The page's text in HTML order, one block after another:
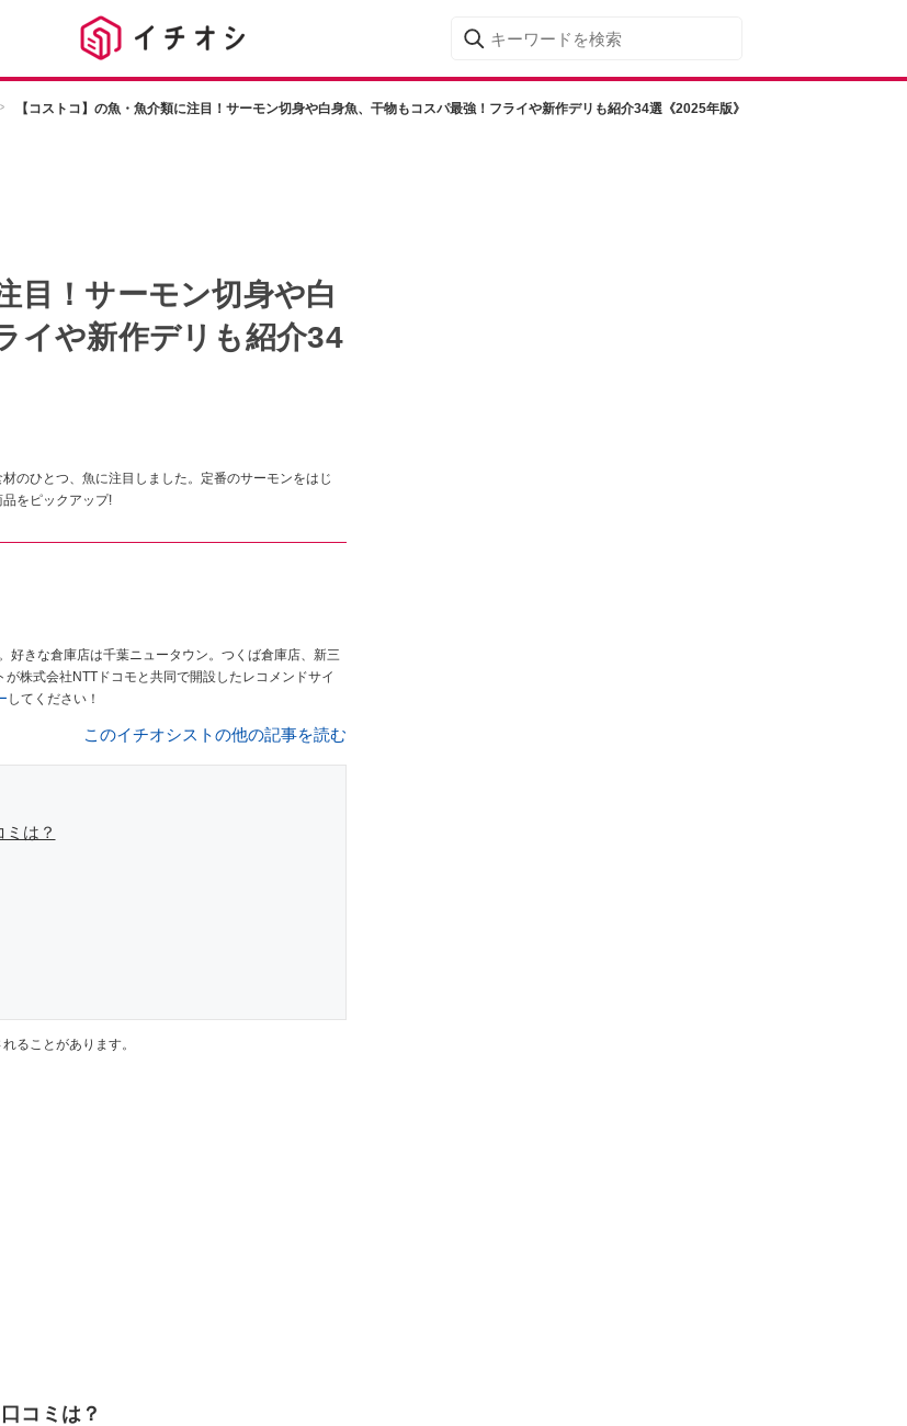
【コストコ】の魚・魚介類に注目！サーモン切身や白身魚、干物もコスパ最強！フライや新作デリも紹介34選《2025年版》
目！サーモン切身や白
イや新作デリも紹介34
のひとつ、魚に注目しました。定番のサーモンをはじ
をピックアップ!
好きな倉庫店は千葉ニュータウン。つくば倉庫店、新三
株式会社NTTドコモと共同で開設したレコメンドサイ
してください！
このイチオシストの他の記事を読む
は？
ることがあります。
コミは？